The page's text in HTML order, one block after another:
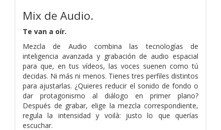
Mix de Audio.
Te van a oír.
Mezcla de Audio combina las tecnologías de
inteligencia avanzada y grabación de audio espacial
para que, en tus vídeos, las voces suenen como tú
decidas. Ni más ni menos. Tienes tres perfiles distintos
para ajustarlas. ¿Quieres reducir el sonido de fondo o
dar protagonismo al diálogo en primer plano?
Después de grabar, elige la mezcla correspondiente,
regula la intensidad y voilà: justo lo que querías
escuchar.